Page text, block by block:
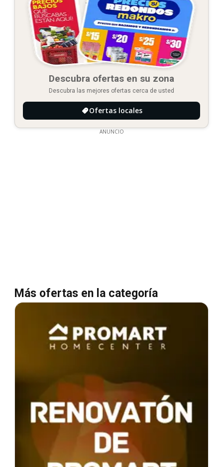
Descubra ofertas en su zona
Descubra las mejores ofertas cerca de usted
Ofertas locales
ANUNCIO
Más ofertas en la categoría